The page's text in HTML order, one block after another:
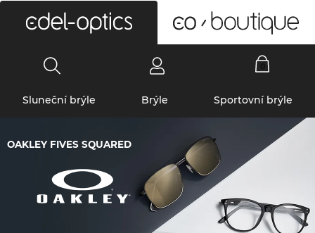
Sluneční brýle Brýle Sportovní brýle
OAKLEY FIVES SQUARED